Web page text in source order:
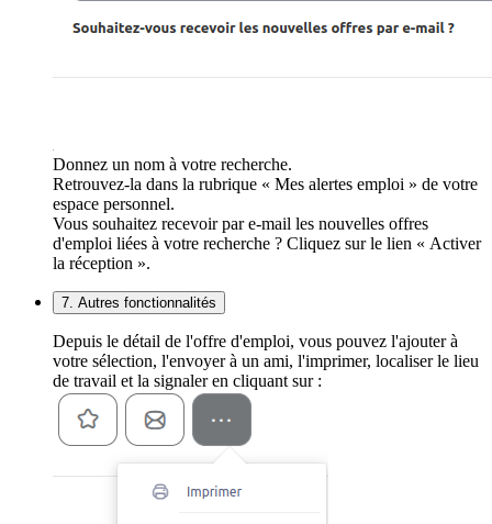
Donnez un nom à votre recherche.
Retrouvez-la dans la rubrique « Mes alertes emploi » de votre
espace personnel.
Vous souhaitez recevoir par e-mail les nouvelles offres
d'emploi liées à votre recherche ? Cliquez sur le lien « Activer
la réception ».
7. Autres fonctionnalités
Depuis le détail de l'offre d'emploi, vous pouvez l'ajouter à
votre sélection, l'envoyer à un ami, l'imprimer, localiser le lieu
de travail et la signaler en cliquant sur :